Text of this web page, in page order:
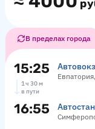
В пределах города
15:25
1 ч 30 м
в пути
16:55